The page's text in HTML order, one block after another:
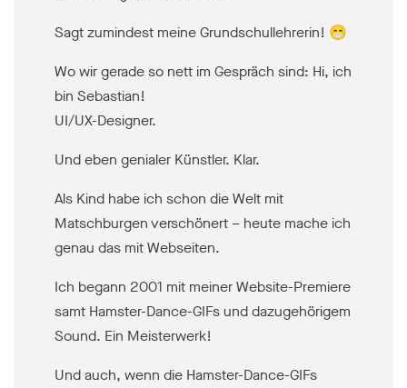
Sagt zumindest meine Grundschullehrerin! 😁
Wo wir gerade so nett im Gespräch sind: Hi, ich
bin Sebastian!
UI/UX-Designer.
Und eben genialer Künstler. Klar.
Als Kind habe ich schon die Welt mit
Matschburgen verschönert – heute mache ich
genau das mit Webseiten.
Ich begann 2001 mit meiner Website-Premiere
samt Hamster-Dance-GIFs und dazugehörigem
Sound. Ein Meisterwerk!
Und auch, wenn die Hamster-Dance-GIFs